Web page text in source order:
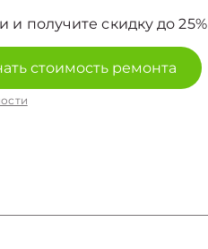
и получите скидку до 25%
стоимость ремонта